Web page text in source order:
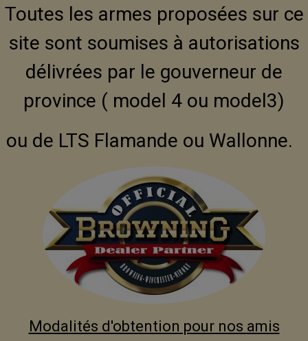
Toutes les armes proposées sur ce
site sont soumises à autorisations
délivrées par le gouverneur de
province ( model 4 ou model3)
ou de LTS Flamande ou Wallonne.
Modalités d'obtention pour nos amis